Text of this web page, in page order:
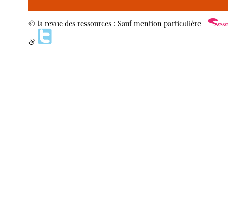
© la revue des ressources : Sauf mention particulière |
&